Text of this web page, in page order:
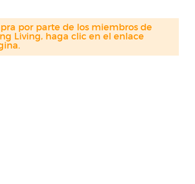
por parte de los miembros de
Living, haga clic en el enlace